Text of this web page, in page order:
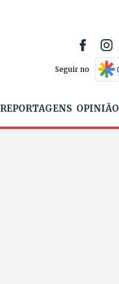
Seguir no
REPORTAGENS OPINIÃO